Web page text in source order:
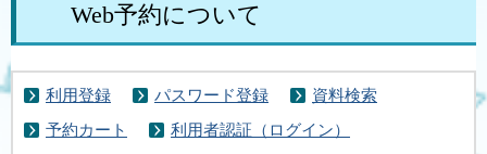
Web予約について
利用登録 パスワード登録
資料検索
予約カート
利用者認証（ログイン）